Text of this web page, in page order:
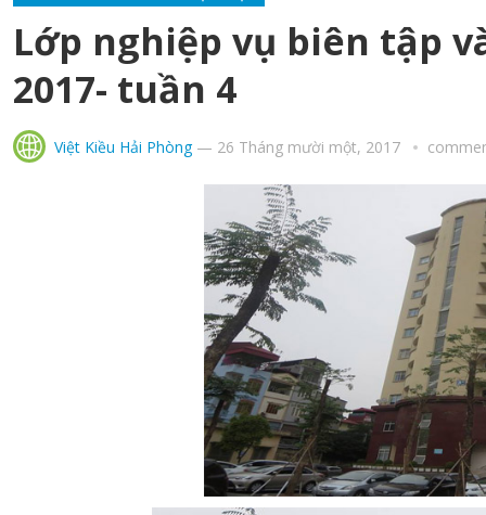
Lớp nghiệp vụ biên tập
2017- tuần 4
Việt Kiều Hải Phòng— 26 Tháng mười một, 2017